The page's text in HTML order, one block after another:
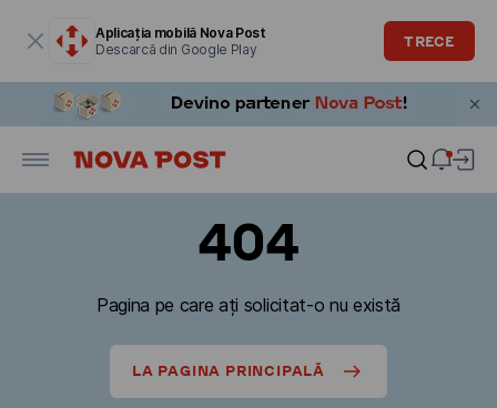
Aplicația mobilă Nova Post
Descarcă din Google Play
TRECE
404
Pagina pe care ați solicitat-o nu există
LA PAGINA PRINCIPALĂ